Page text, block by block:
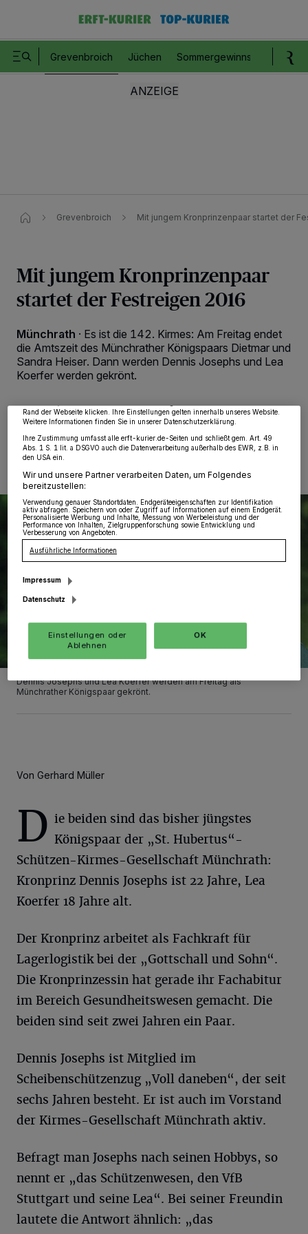
Grevenbroich Jüchen Sommergewinnspiel
Grevenbroich Mit jungem Kronprinzenpaar startet der
Mit jungem Kronprinzenpaar
startet der Festreigen 2016
Münchrath · Es ist die 142. Kirmes: Am Freitag endet
die Amtszeit des Münchrather Königspaars Dietmar und
Sandra Heiser. Dann werden Dennis Josephs und Lea
Koerfer werden gekrönt.
18.04.2016 , 15:03 Uhr Eine Minute Lesezeit
Dennis Josephs und Lea Koerfer werden am Freitag als
Münchrather Königspaar gekrönt.
Von Gerhard Müller
D ie beiden sind das bisher jüngstes
Königspaar der „St. Hubertus“-
Schützen-Kirmes-Gesellschaft Münchrath:
Kronprinz Dennis Josephs ist 22 Jahre, Lea
Koerfer 18 Jahre alt.
Der Kronprinz arbeitet als Fachkraft für
Lagerlogistik bei der „Gottschall und Sohn“.
Die Kronprinzessin hat gerade ihr Fachabitur
im Bereich Gesundheitswesen gemacht. Die
beiden sind seit zwei Jahren ein Paar.
Dennis Josephs ist Mitglied im
Scheibenschützenzug „Voll daneben“, der seit
sechs Jahren besteht. Er ist auch im Vorstand
der Kirmes-Gesellschaft Münchrath aktiv.
Befragt man Josephs nach seinen Hobbys, so
nennt er „das Schützenwesen, den VfB
Stuttgart und seine Lea“. Bei seiner Freundin
lautete die Antwort ähnlich: „das
Wir und unsere218-Partner speichern und greifen auf personenbezogene Daten
wie Browserdaten oder eindeutige Kennungen auf Ihrem Gerät zu. Durch Auswahl
von OK aktivieren Sie Tracking-Technologien für die unter „Wir und unsere
Partner verarbeiten Daten, um Ihnen Dienste bereitzustellen“ aufgeführten
Zwecke. Wenn Tracker deaktiviert sind, sind manche Inhalte und Anzeigen
möglicherweise nicht mehr so relevant für Sie. Sie können dieses Menü jederzeit
Rand der Webseite klicken. Ihre Einstellungen gelten innerhalb unseres Website.
Weitere Informationen finden Sie in unserer Datenschutzerklärung.
Ihre Zustimmung umfasst alle erft-kurier.de-Seiten und schließt gem. Art. 49
Abs. 1 S. 1 lit. a DSGVO auch die Datenverarbeitung außerhalb des EWR, z.B. in
den USA ein.
Wir und unsere Partner verarbeiten Daten, um Folgendes
bereitzustellen:
Verwendung genauer Standortdaten. Endgeräteeigenschaften zur Identifikation
aktiv abfragen. Speichern von oder Zugriff auf Informationen auf einem Endgerät.
Personalisierte Werbung und Inhalte, Messung von Werbeleistung und der
Performance von Inhalten, Zielgruppenforschung sowie Entwicklung und
Verbesserung von Angeboten.
Ausführliche Informationen
Impressum
Datenschutz
Einstellungen oder
Ablehnen
OK